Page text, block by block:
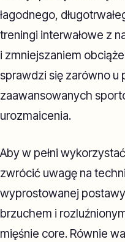
łagodnego,
treningi interwałowe z
i zmniejszaniem
sprawdzi się zarówno u
zaawansowanych
urozmaicenia.
Aby w pełni
zwrócić uwagę na
wyprostowanej
brzuchem i
mięśnie core. Równie